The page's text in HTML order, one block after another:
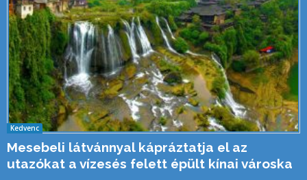
Kedvenc
Mesebeli látvánnyal kápráztatja el az
utazókat a vízesés felett épült kínai városka